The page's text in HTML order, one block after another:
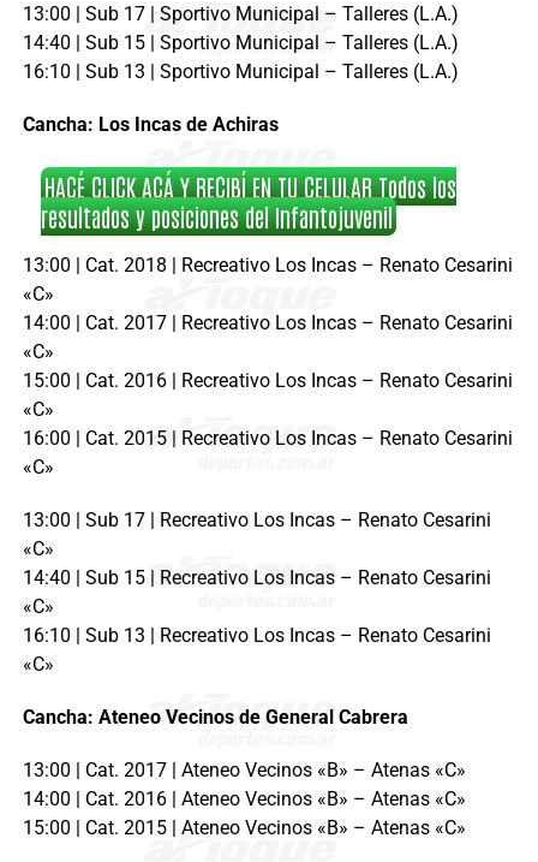
13:00 | Sub 17 | Sportivo Municipal – Talleres (L.A.)
14:40 | Sub 15 | Sportivo Municipal – Talleres (L.A.)
16:10 | Sub 13 | Sportivo Municipal – Talleres (L.A.)
Cancha: Los Incas de Achiras
HACÉ CLICK ACÁ Y RECIBÍ EN TU CELULAR Todos los
resultados y posiciones del Infantojuvenil
13:00 | Cat. 2018 | Recreativo Los Incas – Renato Cesarini
«C»
14:00 | Cat. 2017 | Recreativo Los Incas – Renato Cesarini
«C»
15:00 | Cat. 2016 | Recreativo Los Incas – Renato Cesarini
«C»
16:00 | Cat. 2015 | Recreativo Los Incas – Renato Cesarini
«C»
13:00 | Sub 17 | Recreativo Los Incas – Renato Cesarini
«C»
14:40 | Sub 15 | Recreativo Los Incas – Renato Cesarini
«C»
16:10 | Sub 13 | Recreativo Los Incas – Renato Cesarini
«C»
Cancha: Ateneo Vecinos de General Cabrera
13:00 | Cat. 2017 | Ateneo Vecinos «B» – Atenas «C»
14:00 | Cat. 2016 | Ateneo Vecinos «B» – Atenas «C»
15:00 | Cat. 2015 | Ateneo Vecinos «B» – Atenas «C»